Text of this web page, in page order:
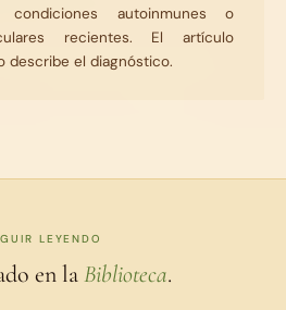
condiciones autoinmunes o
recientes. El artículo
describe el diagnóstico.
LEYENDO
en laBiblioteca.